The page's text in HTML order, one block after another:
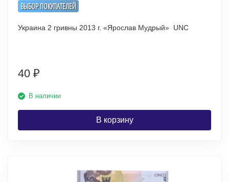
ВЫБОР ПОКУПАТЕЛЕЙ
Украина 2 гривны 2013 г. «Ярослав Мудрый» UNC
40 ₽
В наличии
В корзину